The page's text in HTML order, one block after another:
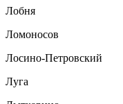
Лобня
Ломоносов
Лосино-Петровский
Луга